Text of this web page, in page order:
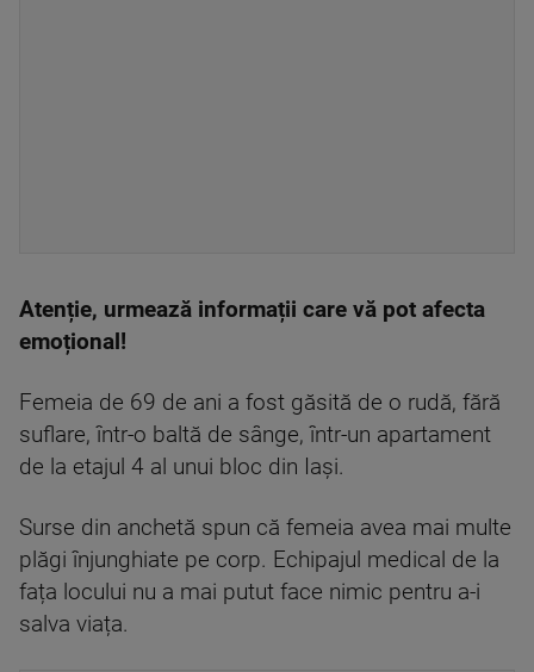
Atenție, urmează informații care vă pot afecta
emoțional!
Femeia de 69 de ani a fost găsită de o rudă, fără
suflare, într-o baltă de sânge, într-un apartament
de la etajul 4 al unui bloc din Iași.
Surse din anchetă spun că femeia avea mai multe
plăgi înjunghiate pe corp. Echipajul medical de la
fața locului nu a mai putut face nimic pentru a-i
salva viața.